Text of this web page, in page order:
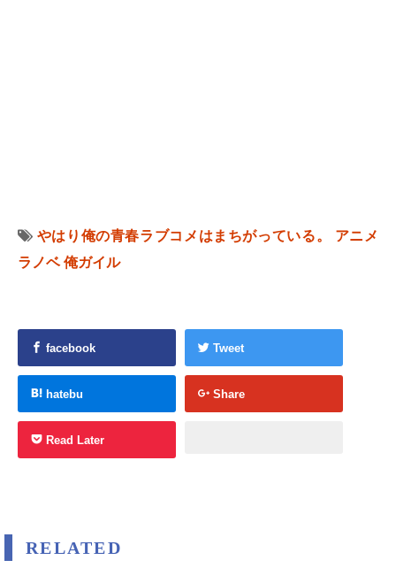
やはり俺の青春ラブコメはまちがっている。
アニメ
ラノベ 俺ガイル
facebook Tweet
hatebu Share
Read Later
RELATED